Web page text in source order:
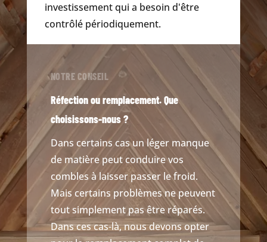
investissement qui a besoin d'être
contrôlé périodiquement.
NOTRE CONSEIL
Réfection ou remplacement. Que
choisissons-nous ?
Dans certains cas un léger manque
de matière peut conduire vos
combles à laisser passer le froid.
Mais certains problèmes ne peuvent
tout simplement pas être réparés.
Dans ces cas-là, nous devons opter